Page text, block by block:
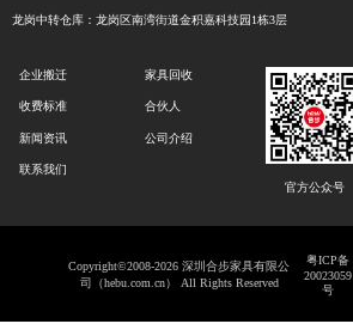
龙岗中转仓库：龙岗区南湾街道金积嘉科技园1栋3层
企业搬迁
收费标准
新闻资讯
联系我们
家具回收
合伙人
公司介绍
官方公众号
Copyright©2008-2026 深圳合步家具有限公
司（hebu.com.cn） All Rights Reserved
粤ICP备
20023059
号